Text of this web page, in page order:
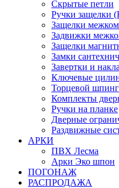
Скрытые петли
Ручки защелки
Защелки
Задвижки
Защелки
Замки
Завертки и
Ключевые
Торцевой
Комплекты
Ручки на планке
Дверные
Раздвижные
АРКИ
ПВХ Лесма
Арки Эко шпон
ПОГОНАЖ
РАСПРОДАЖА